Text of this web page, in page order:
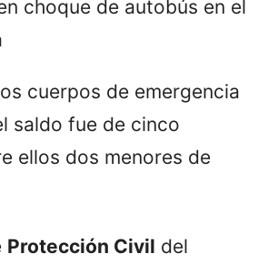
cuerpos de emergencia
saldo fue de cinco
ellos dos menores de
Protección Civil del